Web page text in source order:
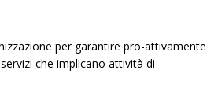
per garantire pro-attivamente
che implicano attività di